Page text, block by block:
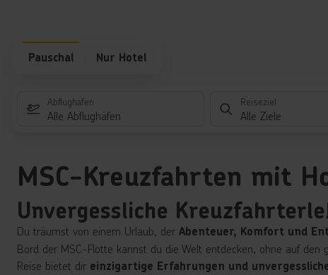
Pauschal Nur Hotel
Abflughafen
Alle Abflughäfen
Reiseziel
Alle Ziele
MSC-Kreuzfahrten mit
Unvergessliche
Du träumst von einem Urlaub, der Abenteuer, Komfort und
Bord der MSC-Flotte kannst du die Welt entdecken, ohne auf
Reise bietet dir einzigartige Erfahrungen und